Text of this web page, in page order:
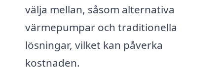
välja mellan, såsom alternativa
värmepumpar och traditionella
lösningar, vilket kan påverka
kostnaden.